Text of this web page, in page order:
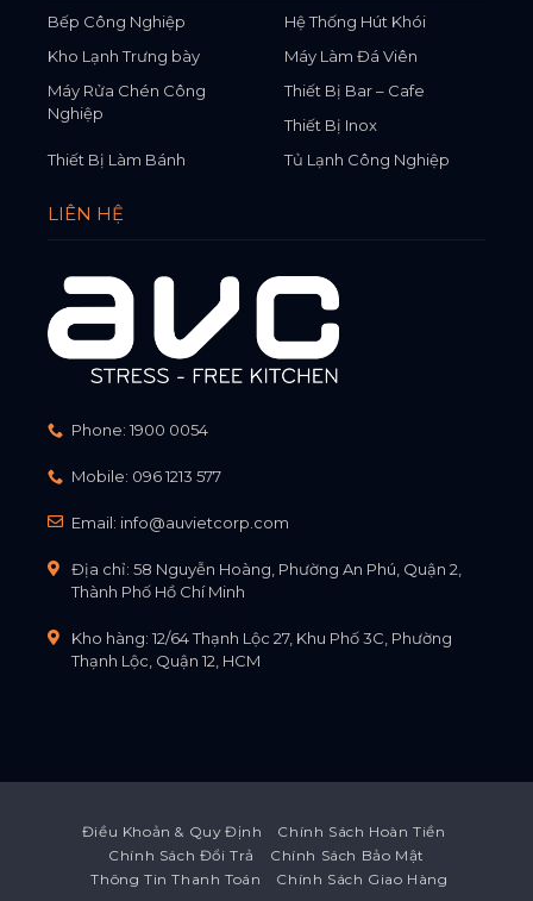
Bếp Công Nghiệp
Hệ Thống Hút Khói
Kho Lạnh Trưng bày
Máy Làm Đá Viên
Máy Rửa Chén Công
Nghiệp
Thiết Bị Bar – Cafe
Thiết Bị Inox
Thiết Bị Làm Bánh
Tủ Lạnh Công Nghiệp
LIÊN HỆ
Phone: 1900 0054
Mobile: 096 1213 577
Email: info@auvietcorp.com
Địa chỉ: 58 Nguyễn Hoàng, Phường An Phú, Quận 2,
Thành Phố Hồ Chí Minh
Kho hàng: 12/64 Thạnh Lộc 27, Khu Phố 3C, Phường
Thạnh Lộc, Quận 12, HCM
Điều Khoản & Quy Định
Chính Sách Hoàn Tiền
Chính Sách Đổi Trả
Chính Sách Bảo Mật
Thông Tin Thanh Toán
Chính Sách Giao Hàng